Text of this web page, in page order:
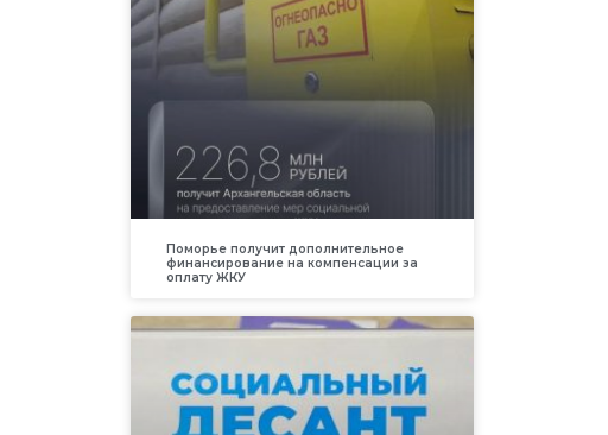
Поморье получит дополнительное
финансирование на компенсации за
оплату ЖКУ